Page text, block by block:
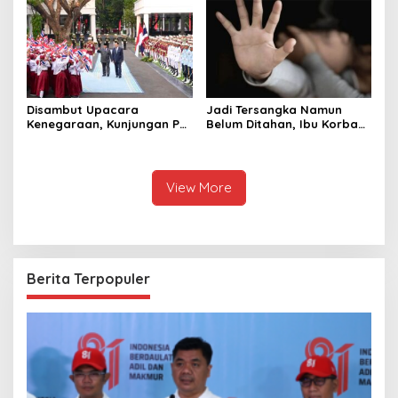
Raja Thailand
Disambut Upacara
Kenegaraan, Kunjungan PM
Jadi Tersangka Namun
Belum Ditahan, Ibu Korban
Kasus Rudapksa Sampai
Anaknya Hamil
View More
Berita Terpopuler